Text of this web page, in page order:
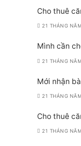
Cho thuê
21 THÁNG
Mình cần
21 THÁNG
Mới nhận
21 THÁNG
Cho thuê
21 THÁNG